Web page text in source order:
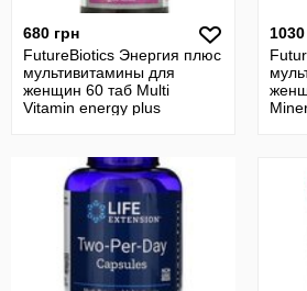
680 грн
FutureBiotics Энергия плюс
мультивитамины для
женщин 60 таб Multi
Vitamin energy plus